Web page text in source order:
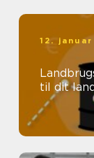
12. januar
Landbrugsdiesel
til dit